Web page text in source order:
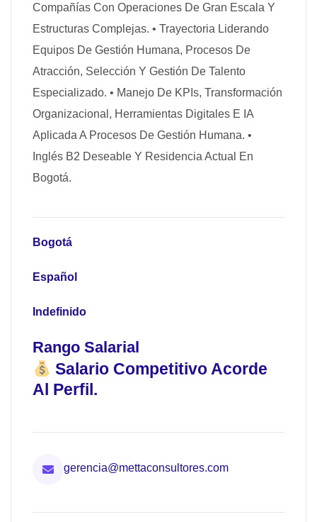
Compañías Con Operaciones De Gran Escala Y
Estructuras Complejas. • Trayectoria Liderando
Equipos De Gestión Humana, Procesos De
Atracción, Selección Y Gestión De Talento
Especializado. • Manejo De KPIs, Transformación
Organizacional, Herramientas Digitales E IA
Aplicada A Procesos De Gestión Humana. •
Inglés B2 Deseable Y Residencia Actual En
Bogotá.
Bogotá
Español
Indefinido
Rango Salarial
Salario Competitivo Acorde
Al Perfil.
gerencia@mettaconsultores.com